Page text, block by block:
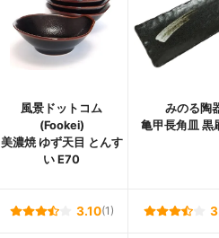
風景ドットコム
(Fookei)
美濃焼 ゆず天目 とんす
い E70
みのる陶
亀甲長角皿 黒
3.10(1)